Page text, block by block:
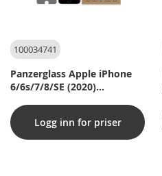
100034741
Panzerglass Apple iPhone
6/6s/7/8/SE (2020)
Logg inn for priser